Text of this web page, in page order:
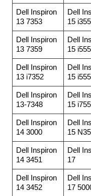
Dell Inspiron
13 7353
Dell
15
Dell Inspiron
13 7359
Dell
15
Dell Inspiron
13 i7352
Dell
15
Dell Inspiron
13-7348
Dell
15
Dell Inspiron
14 3000
Dell
15
Dell Inspiron
14 3451
Dell
17
Dell Inspiron
14 3452
Dell
17